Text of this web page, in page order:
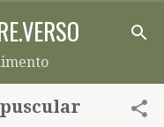
principal